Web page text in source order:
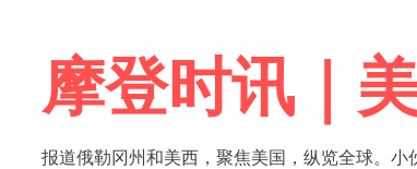
content摩登时讯｜
报道俄勒冈州和美西，聚焦美国，纵览全球。